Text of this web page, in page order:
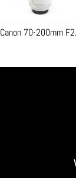
Canon 70-200mm